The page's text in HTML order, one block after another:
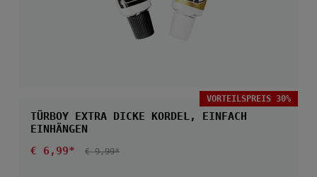
VORTEILSPREIS 30%
TÜRBOY EXTRA DICKE KORDEL, EINFACH
EINHÄNGEN
Verkaufspreis:
€ 6,99* REGULÄRER PREIS:
€ 9,99*